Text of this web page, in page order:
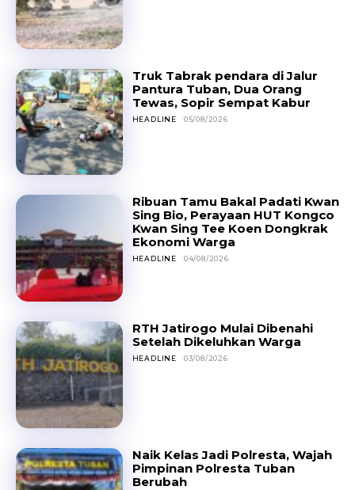
Truk Tabrak pendara di Jalur
Pantura Tuban, Dua Orang
Tewas, Sopir Sempat Kabur
HEADLINE 05/08/2026
Ribuan Tamu Bakal Padati Kwan
Sing Bio, Perayaan HUT Kongco
Kwan Sing Tee Koen Dongkrak
Ekonomi Warga
HEADLINE 04/08/2026
RTH Jatirogo Mulai Dibenahi
Setelah Dikeluhkan Warga
HEADLINE 03/08/2026
Naik Kelas Jadi Polresta, Wajah
Pimpinan Polresta Tuban
Berubah